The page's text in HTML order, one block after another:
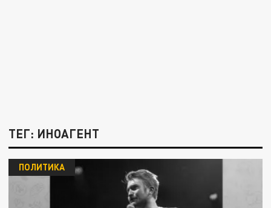
ТЕГ: ИНОАГЕНТ
ПОЛИТИКА